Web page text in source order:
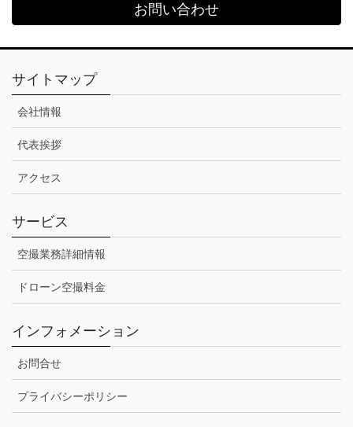
お問い合わせ
サイトマップ
会社情報
代表挨拶
アクセス
サービス
空撮業務詳細情報
ドローン空撮料金
インフォメーション
お問合せ
プライバシーポリシー